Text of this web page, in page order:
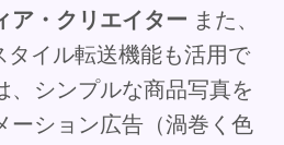
ア・クリエイター また、
タイル転送機能も活用で
、シンプルな商品写真を
ーション広告（渦巻く色